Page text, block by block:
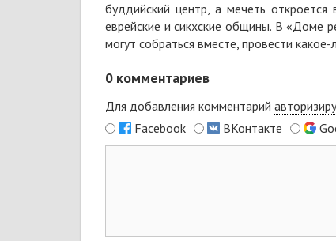
буддийский центр, а мечеть
еврейские и сикхские общины. В «Доме
могут собраться вместе, провести
0 комментариев
Для добавления комментарий
Facebook
ВКонтакте